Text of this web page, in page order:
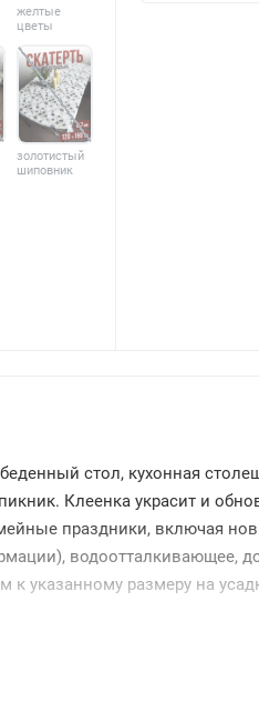
желтые
цветы
золотистый
шиповник
стол, кухонная
Клеенка украсит и
праздники, включая
водоотталкивающее,
указанному размеру на